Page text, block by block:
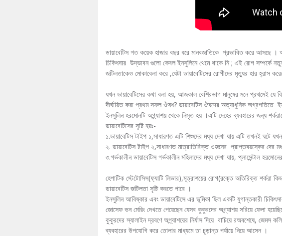
ডায়াবেটিস গত কয়েক হাজার বছর ধরে মানবজাতিকে প্রভাবিত করে আসছে
চিকিৎসার উদ্ভাবন গুলো কেবল ইনসুলিনে থেমে থাকে নি ; এই রোগ সম্পর্কে
জটিলতাকেও মোকাবেলা করে ,যেটা ডায়াবেটিসের রোগীদের মৃত্যুর হার হ্রাস
যখন ডায়াবেটিসের কথা বলা হয়, আজকাল বেশিরভাগ মানুষের মনে প্রথমেই
দীর্ঘায়িত করা প্রথম সফল ঔষধ? ডায়াবেটিস ঔষদের অত্যাধুনিক অগ্রগতিতে
ইনসুলিন হরমোনটি অগ্ন্যাশয় থেকে নিসৃত হয় ।এটি দেহের ব্যবহারের জন্য
ডায়াবেটিসের সৃষ্টি হয়ঃ-
১.ডায়াবেটিস টাইপ ১,সাধারণত এটি শিশুদের মধ্য দেখা যায় এটি তখনই ঘটে
২. ডায়াবেটিস টাইপ ২,সাধারণত মাত্রাতিরিক্ত ওজনের প্রাপ্তবয়স্কের দের
৩.গর্ভকালীন ডায়াবেটিস গর্ভকালীন মহিলাদের মধ্য দেখা যায়, প্লাসেন্টাল
হেপাটিক স্টেটোসিস(ফ্যাটি লিভার),মূত্রাশয়ের রোগ(রক্তে অতিরিক্ত শর্করা
ডায়াবেটিস জটিলতা সৃষ্টি করতে পারে ।
ইনসুলিন আবিষ্কার এবং ডায়াবেটিসে এর ভূমিকা ছিল একটি যুগান্তকারী
জোসেফ ভন মেরিং দেখতে পেয়েছেন যেসব কুকুরদের অগ্ন্যাশয় সরিয়ে ফেলা
কুকুরদের স্যালাইন দ্রবণে অগ্ন্যাশয়ের নির্যাস দিয়ে বাচিয়ে রঅবশেষে,
ব্যবহারের উপযোগি করে তোলার মাধ্যমে তা চূড়ান্ত পর্যায়ে নিয়ে আসেন ।